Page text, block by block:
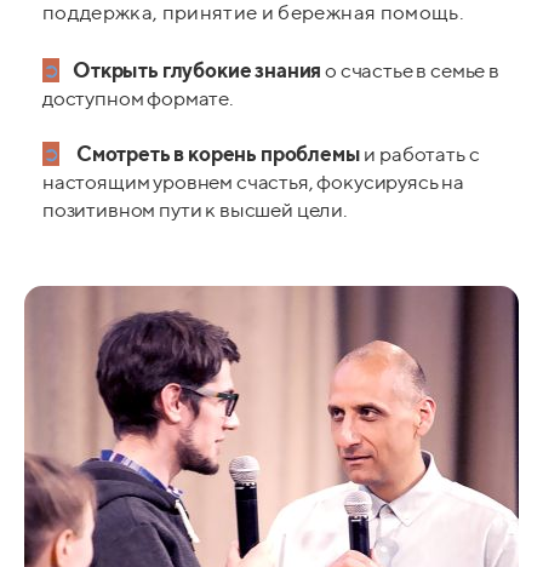
поддержка, принятие и бережная помощь.
➲ Открыть глубокие знания о счастье в семье в
доступном формате.
➲ Смотреть в корень проблемы и работать с
настоящим уровнем счастья, фокусируясь на
позитивном пути к высшей цели.